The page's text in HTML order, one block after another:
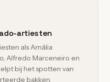
artiesten
als Amália
Alfredo Marceneiro en
bij het spotten van
bakken.